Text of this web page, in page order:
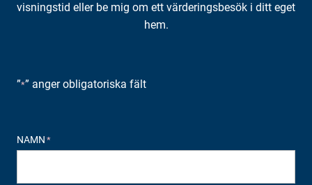
visningstid eller be mig om ett värderingsbesök i ditt eget
hem.
”*” anger obligatoriska fält
NAMN *